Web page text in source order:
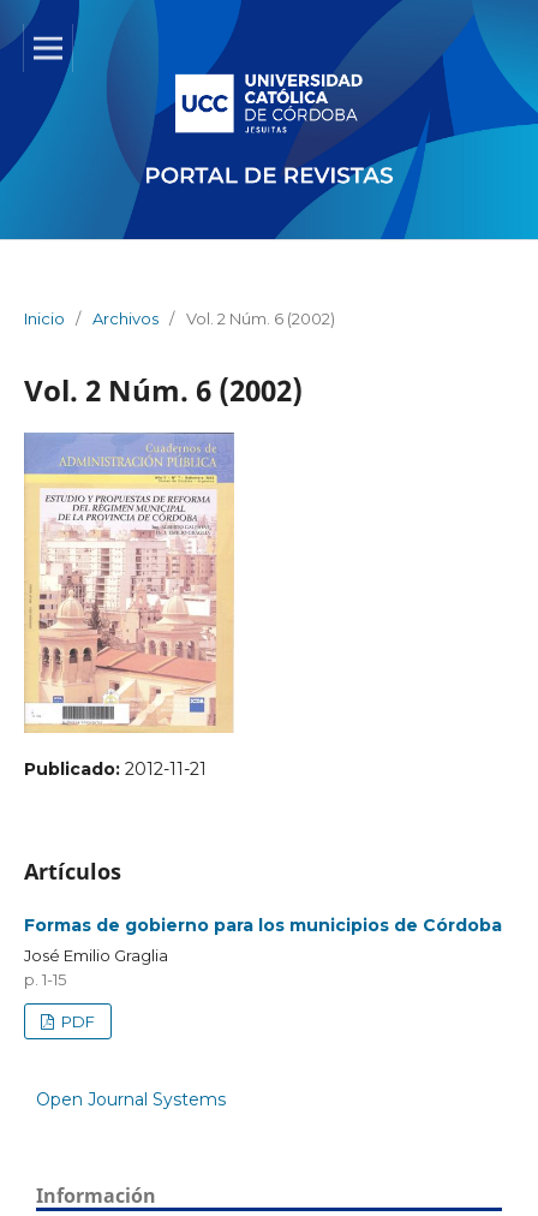
Inicio / Archivos / Vol. 2 Núm. 6 (2002)
Vol. 2 Núm. 6 (2002)
Publicado: 2012-11-21
Artículos
Formas de gobierno para los municipios de Córdoba
José Emilio Graglia
p. 1-15
PDF
Open Journal Systems
Información